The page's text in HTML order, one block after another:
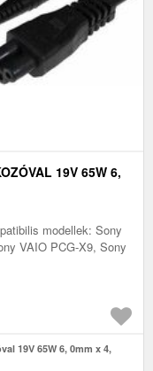
19V 65W 6,
modellek: Sony
VAIO PCG-X9, Sony
19V 65W 6, 0mm x 4,